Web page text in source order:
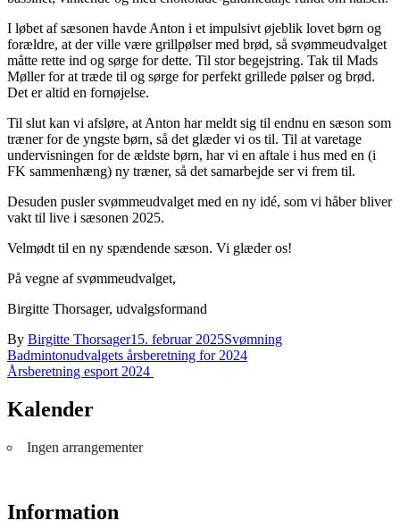
I løbet af sæsonen havde Anton i et impulsivt øjeblik lovet børn og
forældre, at der ville være grillpølser med brød, så svømmeudvalget
måtte rette ind og sørge for dette. Til stor begejstring. Tak til Mads
Møller for at træde til og sørge for perfekt grillede pølser og brød.
Det er altid en fornøjelse.
Til slut kan vi afsløre, at Anton har meldt sig til endnu en sæson som
træner for de yngste børn, så det glæder vi os til. Til at varetage
undervisningen for de ældste børn, har vi en aftale i hus med en (i
FK sammenhæng) ny træner, så det samarbejde ser vi frem til.
Desuden pusler svømmeudvalget med en ny idé, som vi håber bliver
vakt til live i sæsonen 2025.
Velmødt til en ny spændende sæson. Vi glæder os!
På vegne af svømmeudvalget,
Birgitte Thorsager, udvalgsformand
By Birgitte Thorsager15. februar 2025Svømning
Indlægsnavigation
Badmintonudvalgets årsberetning for 2024
Årsberetning esport 2024
Kalender
Ingen arrangementer
Information